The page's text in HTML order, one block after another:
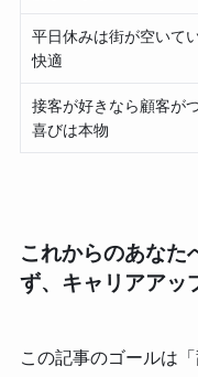
平日休みは街が空いて
快適
接客が好きなら顧客が
喜びは本物
これからのあなた
ず、キャリアアッ
この記事のゴールは